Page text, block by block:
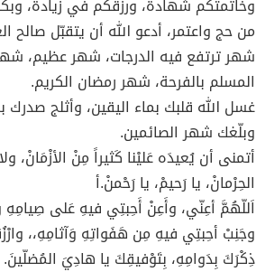
وخاتمتكم شهادة، ورزقكم في زيادة،
من حج واعتمر، أدعو الله أن يتقبّل صالح
شهر ترتفع فيه الدرجات، شهر عظيم،
المسلم بالفرحة، شهر رمضان الكريم.
غسل الله قلبك بماء اليقين، وأثلج صدرك
وبلّغك شهر الصائمين.
أتمنى أن يُعيدَه عَليْنا كَثيراً مِنْ الأزْمَانْ،
الحِرْمانْ، يا رَحيمْ، يا رَحْمنْ.أ
اَللّهُمَّ أعِنّي، وأَعِنْ أَحِبتِي فيهِ عَلى صِيامِهِ
وجَنِبْ أحِبتِي فيهِ مِن هَفَواتِهِ وَآثامِهِ،،
ذِكْرَكَ بِدَوامِهِ، بِتَوْفيقِكَ يا هادِيَ المُضلّينَ.